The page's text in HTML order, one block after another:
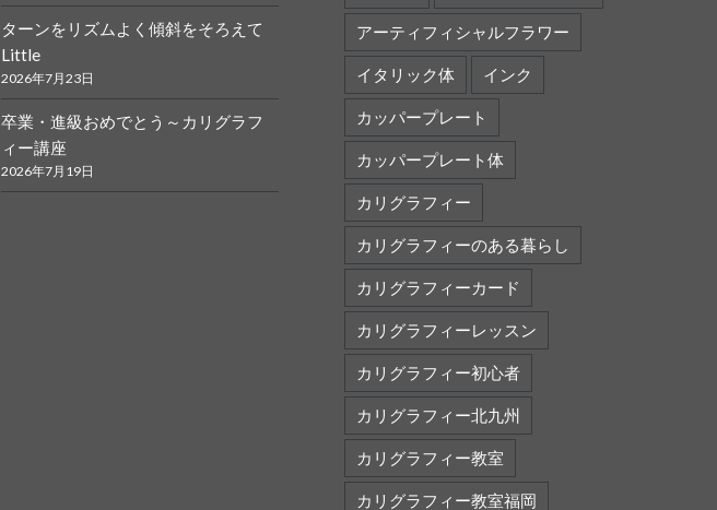
ターンをリズムよく傾斜をそろえて
Little
2026年7月23日
卒業・進級おめでとう～カリグラフ
ィー講座
2026年7月19日
アーティフィシャルフラワー
イタリック体 インク
カッパープレート
カッパープレート体
カリグラフィー
カリグラフィーのある暮らし
カリグラフィーカード
カリグラフィーレッスン
カリグラフィー初心者
カリグラフィー北九州
カリグラフィー教室
カリグラフィー教室福岡